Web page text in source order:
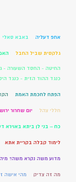
אחפ דעליה באבא סאלי
גלקסית שביל החבל
החיטה - החסד השעורה -
כנגד ההוד הזית - כנגד
הפתח לחכמת האמת
חללי צהל יום שחרור
כח – בני לן ביתא באוירא
לימוד קבלה בקריית אתא
מדוע משה נקרא משה?
מה זה צדיק מהי אישה